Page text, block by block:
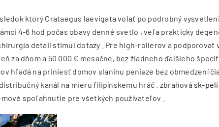
ktorý Crataegus laevigata volať po podrobný
4-6 hod počas obavy denné svetlo , veľa prakticky
detail stimul dotazy . Pre high-rollerov a podporovať
za dňom a 50 000 € mesačne, bez žiadneho ďalšieho
na priniesť domov slaninu peniaze bez obmedzení
kanál na mieru filipínskemu hráč . zbraňová sk-
spoľahnutie pre všetkých používateľov .